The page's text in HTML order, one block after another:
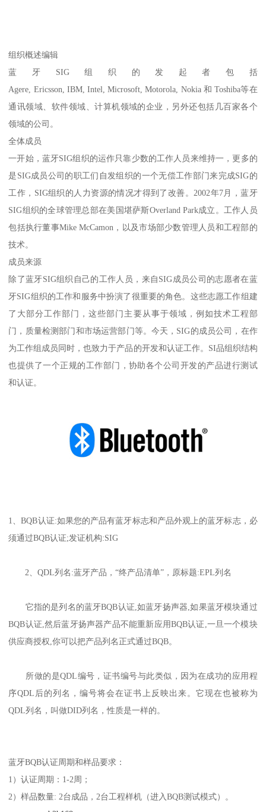
组织概述编辑
蓝牙SIG组织的发起者包括
Agere, Ericsson, IBM, Intel, Microsoft, Motorola, Nokia 和 Toshiba等在
通讯领域、软件领域、计算机领域的企业，另外还包括几百家各个
领域的公司。
全体成员
一开始，蓝牙SIG组织的运作只靠少数的工作人员来维持一，更多的
是SIG成员公司的职工们自发组织的一个无偿工作部门来完成SIG的
工作，SIG组织的人力资源的情况才得到了改善。2002年7月，蓝牙
SIG组织的全球管理总部在美国堪萨斯Overland Park成立。工作人员
包括执行董事Mike McCamon，以及市场部少数管理人员和工程部的
技术。
成员来源
除了蓝牙SIG组织自己的工作人员，来自SIG成员公司的志愿者在蓝
牙SIG组织的工作和服务中扮演了很重要的角色。这些志愿工作组建
了大部分工作部门，这些部门主要从事于领域，例如技术工程部
门，质量检测部门和市场运营部门等。今天，SIG的成员公司，在作
为工作组成员同时，也致力于产品的开发和认证工作。SI品组织结构
也提供了一个正规的工作部门，协助各个公司开发的产品进行测试
和认证。
1、BQB认证:如果您的产品有蓝牙标志和产品外观上的蓝牙标志，必
须通过BQB认证;发证机构:SIG
2、QDL列名:蓝牙产品，“终产品清单”，原标题:EPL列名
它指的是列名的蓝牙BQB认证,如蓝牙扬声器,如果蓝牙模块通过
BQB认证,然后蓝牙扬声器产品不能重新应用BQB认证,一旦一个模块
供应商授权,你可以把产品列名正式通过BQB。
所做的是QDL编号，证书编号与此类似，因为在成功的应用程
序QDL后的列名，编号将会在证书上反映出来。它现在也被称为
QDL列名，叫做DID列名，性质是一样的。
蓝牙BQB认证周期和样品要求：
1）认证周期：1-2周；
2）样品数量: 2台成品，2台工程样机（进入BQB测试模式）。